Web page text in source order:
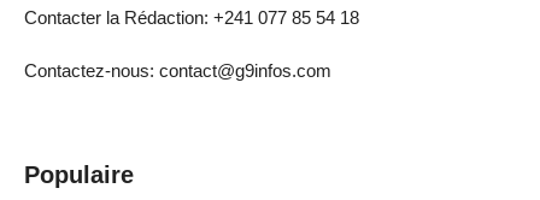
Contacter la Rédaction: +241 077 85 54 18
Contactez-nous: contact@g9infos.com
Populaire